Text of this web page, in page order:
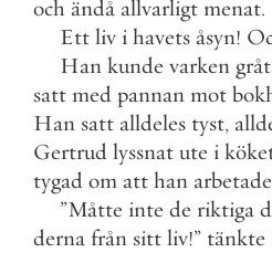
och ändå allvarligt menat.
Ett liv i havets åsyn!
Han kunde varken
satt med pannan mot
Han satt alldeles tyst,
Gertrud lyssnat ute i
tygad om att han arbetade
”Måtte inte de riktiga
derna från sitt liv!” tänkte